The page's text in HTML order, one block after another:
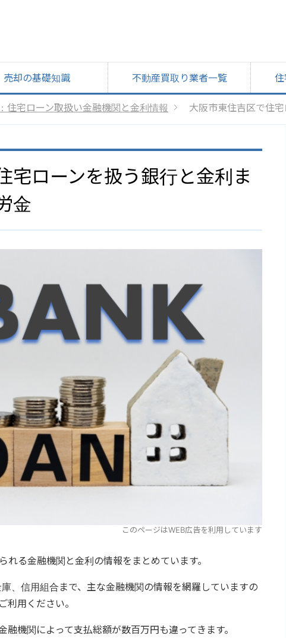
売却の基礎知識 不動産買取り業者一覧
住宅ローン取扱い金融機関と金利情報 大阪市東住吉区で住
宅ローンを扱う銀行と金利ま
金
このページはWEB広告を利用しています
れる金融機関と金利の情報をまとめています。
、信用組合まで、主な金融機関の情報を網羅していますの
利用ください。
機関によって支払総額が数百万円も違ってきます。